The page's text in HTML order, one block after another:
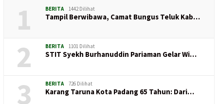
1 BERITA 1442 Dilihat
Tampil Berwibawa, Camat Bungus Teluk Kab…
2 BERITA 1101 Dilihat
STIT Syekh Burhanuddin Pariaman Gelar Wi…
3 BERITA 726 Dilihat
Karang Taruna Kota Padang 65 Tahun: Dari…